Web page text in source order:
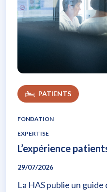
PATIENTS
FONDATION
EXPERTISE
L’expérience
29/07/2026
La HAS publie un